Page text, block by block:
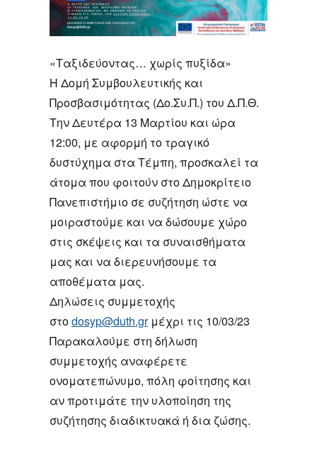
«Ταξιδεύοντας… χωρίς πυξίδα»
Η Δομή Συμβουλευτικής και
Προσβασιμότητας (Δο.Συ.Π.) του Δ.Π.Θ.
Την Δευτέρα 13 Μαρτίου και ώρα
12:00, με αφορμή το τραγικό
δυστύχημα στα Τέμπη, προσκαλεί τα
άτομα που φοιτούν στο Δημοκρίτειο
Πανεπιστήμιο σε συζήτηση ώστε να
μοιραστούμε και να δώσουμε χώρο
στις σκέψεις και τα συναισθήματα
μας και να διερευνήσουμε τα
αποθέματα μας.
Δηλώσεις συμμετοχής
στοdosyp@duth.grμέχρι τις 10/03/23
Παρακαλούμε στη δήλωση
συμμετοχής αναφέρετε
ονοματεπώνυμο, πόλη φοίτησης και
αν προτιμάτε την υλοποίηση της
συζήτησης διαδικτυακά ή δια ζώσης.